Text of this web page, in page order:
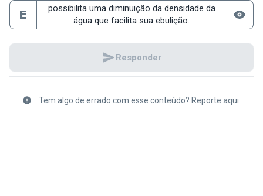
E
possibilita uma diminuição da densidade da
água que facilita sua ebulição.
Responder
Tem algo de errado com esse conteúdo? Reporte aqui.